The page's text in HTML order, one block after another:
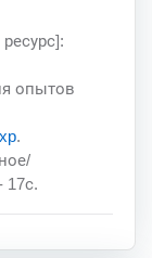
опытов
.
17с.